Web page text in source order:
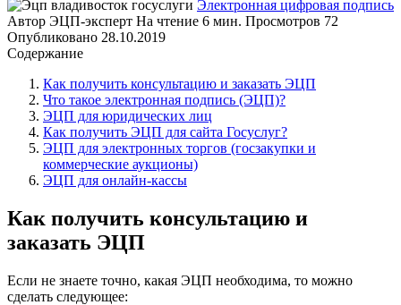
Электронная цифровая подпись
Автор ЭЦП-эксперт На чтение 6 мин. Просмотров 72
Опубликовано 28.10.2019
Содержание
Как получить консультацию и заказать ЭЦП
Что такое электронная подпись (ЭЦП)?
ЭЦП для юридических лиц
Как получить ЭЦП для сайта Госуслуг?
ЭЦП для электронных торгов (госзакупки и
коммерческие аукционы)
ЭЦП для онлайн-кассы
Как получить консультацию и
заказать ЭЦП
Если не знаете точно, какая ЭЦП необходима, то можно
сделать следующее: